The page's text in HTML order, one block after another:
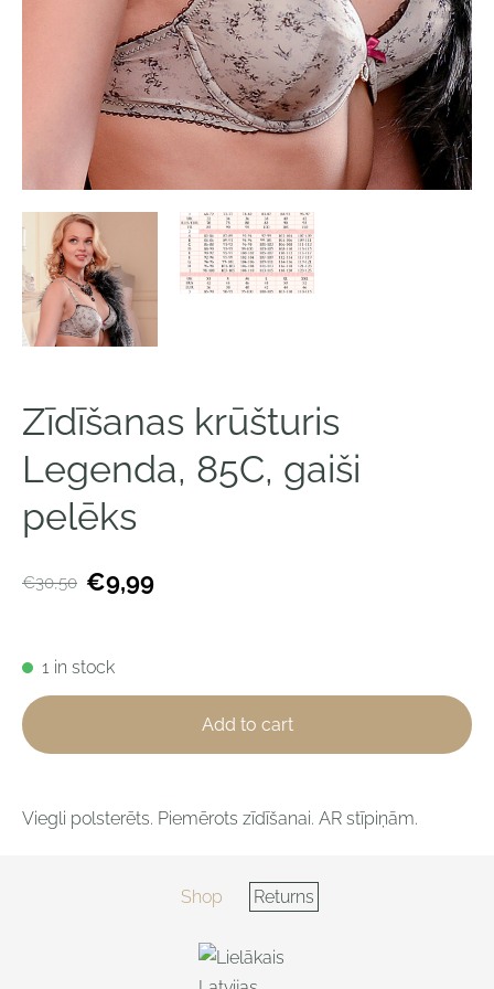
Zīdīšanas krūšturis
Legenda, 85C, gaiši
pelēks
€30,50 €9,99
1 in stock
Add to cart
Viegli polsterēts. Piemērots zīdīšanai. AR stīpiņām.
Shop Returns